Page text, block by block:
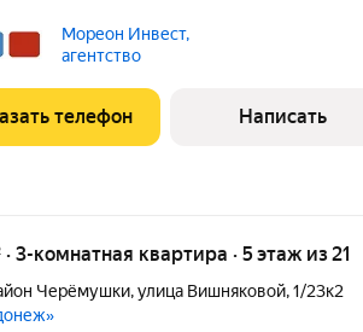
ценится комфорт и удобство.Квартира
Мореон Инвест,
агентство
телефон Написать
· 3-комнатная квартира · 5 этаж из 21
Черёмушки,улица Вишняковой,1/23к2